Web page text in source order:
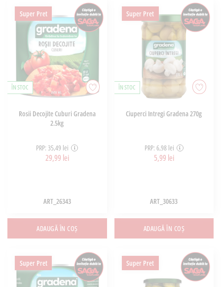
Super Pret
ÎN STOC
Rosii Decojite Cuburi Gradena
2.5kg
PRP: 35,49 lei
29,99 lei
ART_26343
ADAUGĂ ÎN COȘ
Super Pret
ÎN STOC
Ciuperci Intregi Gradena 270g
PRP: 6,98 lei
5,99 lei
ART_30633
ADAUGĂ ÎN COȘ
Super Pret Super Pret